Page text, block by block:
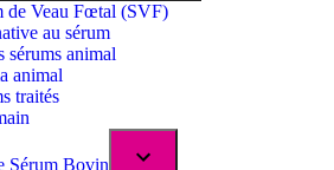
de Veau Fœtal (SVF)
au sérum
sérums animal
animal
traités
Sérum Bovin